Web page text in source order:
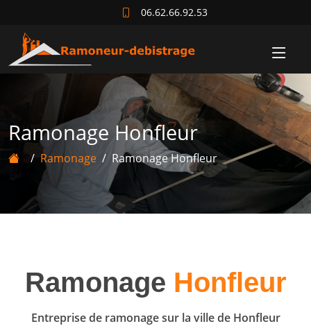
06.62.66.92.53
Ramonage Honfleur
Ramonage Ramonage Honfleur
Ramonage Honfleur
Entreprise de ramonage sur la ville de Honfleur